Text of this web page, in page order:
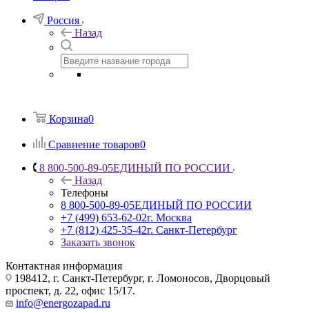
Россия
Назад
Корзина0
Сравнение товаров0
8 800-500-89-05ЕДИНЫЙ ПО РОССИИ
Назад
Телефоны
8 800-500-89-05ЕДИНЫЙ ПО РОССИИ
+7 (499) 653-62-02г. Москва
+7 (812) 425-35-42г. Санкт-Петербург
Заказать звонок
Контактная информация
198412, г. Санкт-Петербург, г. Ломоносов, Дворцовый
проспект, д. 22, офис 15/17.
info@energozapad.ru